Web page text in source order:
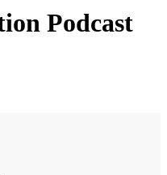
Podcast